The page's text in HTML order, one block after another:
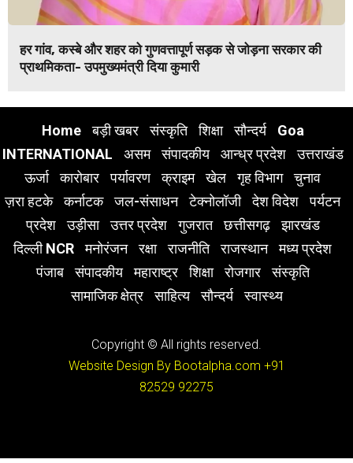
हर गांव, कस्बे और शहर को गुणवत्तापूर्ण सड़क से जोड़ना सरकार की
प्राथमिकता- उपमुख्यमंत्री दिया कुमारी
Home बड़ी खबर संस्कृति शिक्षा सौन्दर्य
Goa
INTERNATIONAL
असम संपादकीय आन्ध्र प्रदेश
उत्तराखंड
ऊर्जा
कारोबार पर्यावरण क्राइम खेल गृह विभाग
चुनाव
ज़रा हटके
कर्नाटक जल-संसाधन टेक्नोलॉजी देश विदेश
पर्यटन
प्रदेश
उड़ीसा उत्तर प्रदेश गुजरात छत्तीसगढ़
झारखंड
दिल्ली NCR
मनोरंजन रक्षा राजनीति राजस्थान
मध्य प्रदेश
पंजाब
संपादकीय महाराष्ट्र शिक्षा रोजगार
संस्कृति
सामाजिक क्षेत्र
साहित्य सौन्दर्य स्वास्थ्य
Copyright © All rights reserved.
Website Design By Bootalpha.com +91
82529 92275